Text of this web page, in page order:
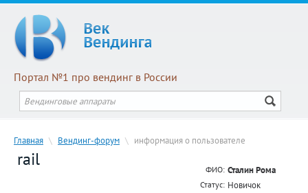
Портал №1 про вендинг в России
Главная \ Вендинг-форум \ информация о пользователе
rail ФИО: Сталин Рома
Статус: Новичок